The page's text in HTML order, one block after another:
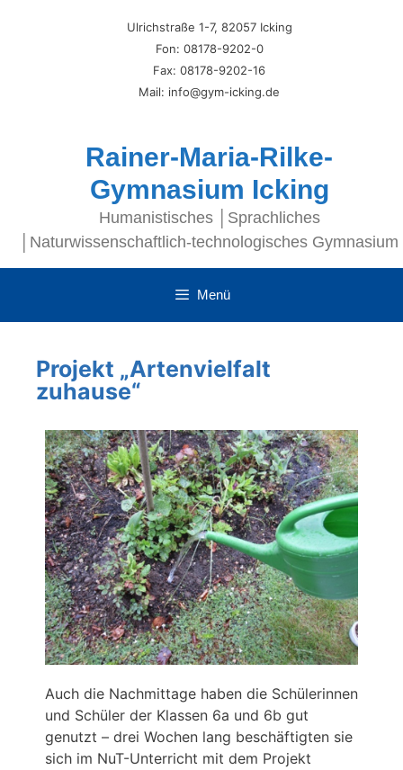
Ulrichstraße 1-7, 82057 Icking
Fon: 08178-9202-0
Fax: 08178-9202-16
Mail: info@gym-icking.de
Rainer-Maria-Rilke-
Gymnasium Icking
Humanistisches │Sprachliches
│Naturwissenschaftlich-technologisches Gymnasium
Menü
Projekt „Artenvielfalt
zuhause“
Auch die Nachmittage haben die Schülerinnen
und Schüler der Klassen 6a und 6b gut
genutzt – drei Wochen lang beschäftigten sie
sich im NuT-Unterricht mit dem Projekt